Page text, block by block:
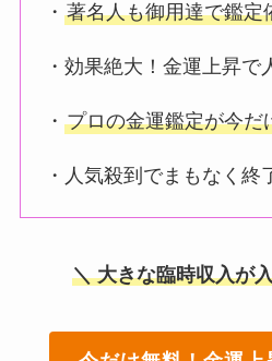
・著名人も御用達で鑑定
・効果絶大！金運上昇で
・プロの金運鑑定が今だ
・人気殺到でまもなく終
＼ 大きな臨時収入が